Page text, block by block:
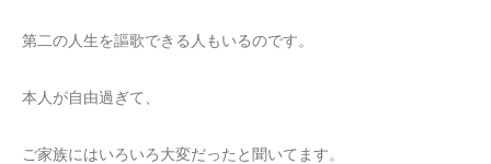
第二の人生を謳歌できる人もいるのです。
本人が自由過ぎて、
ご家族にはいろいろ大変だったと聞いてます。